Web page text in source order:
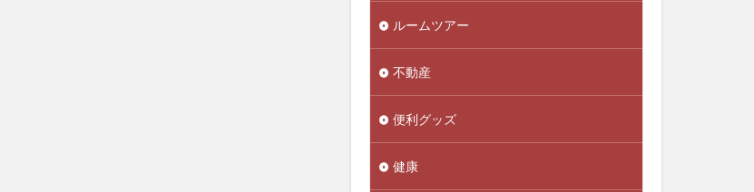
ルームツアー
不動産
便利グッズ
健康